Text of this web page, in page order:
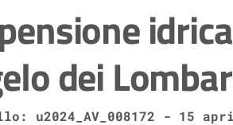
dei
u2024_AV_008172 - 15